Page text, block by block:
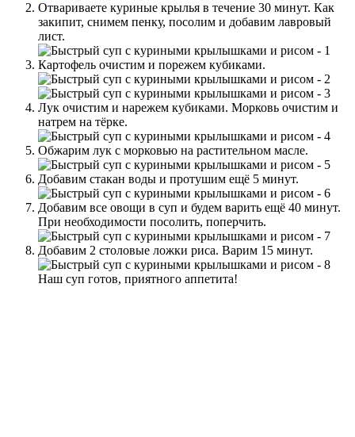
Отвариваете куриные крылья в течение 30 минут. Как
закипит, снимем пенку, посолим и добавим лавровый
лист.
Картофель очистим и порежем кубиками.
Лук очистим и нарежем кубиками. Морковь очистим и
натрем на тёрке.
Обжарим лук с морковью на растительном масле.
Добавим стакан воды и протушим ещё 5 минут.
Добавим все овощи в суп и будем варить ещё 40 минут.
При необходимости посолить, поперчить.
Добавим 2 столовые ложки риса. Варим 15 минут.
Наш суп готов, приятного аппетита!